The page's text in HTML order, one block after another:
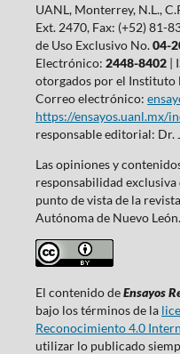
UANL, Monterrey, N.L.,
Ext. 2470, Fax: (+52) 81-
de Uso Exclusivo No.04-
Electrónico: 2448-8402|
otorgados por el Instituto
Correo electrónico:
https://ensayos.uanl.mx/
responsable editorial: Dr.
Las opiniones y
responsabilidad
punto de vista de la
Autónoma de Nuevo León.
El contenido deEnsayos
bajo los términos de la
Reconocimiento 4.0
utilizar lo publicado